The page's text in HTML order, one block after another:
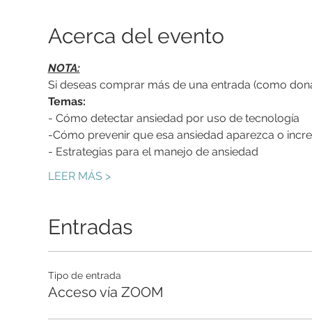
Acerca del evento
NOTA:
Si deseas comprar más de una entrada (como
Temas:
- Cómo detectar ansiedad por uso de tecnología
-Cómo prevenir que esa ansiedad aparezca o
- Estrategias para el manejo de ansiedad
LEER MÁS >
Entradas
Tipo de entrada
Acceso vía ZOOM